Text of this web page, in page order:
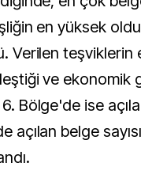
en yüksek
Verilen teşviklerin
ve ekonomik
Bölge'de ise
açılan belge